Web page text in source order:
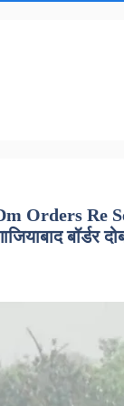
Orders Re
बॉर्डर